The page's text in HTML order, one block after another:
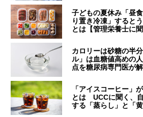
子どもの夏休み「昼
り置き冷凍」すると
とは【管理栄養士に聞
カロリーは砂糖の半
ル」は血糖値高めの
点を糖尿病専門医が
「アイスコーヒー」
とは UCCに聞く、
する「蒸らし」と「黄